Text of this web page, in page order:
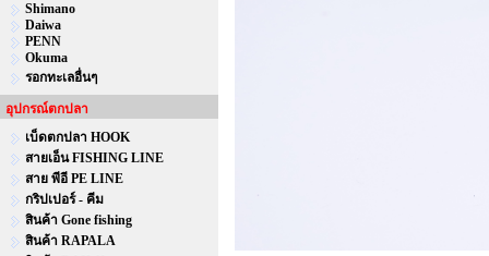
Shimano
Daiwa
PENN
Okuma
รอกทะเลอื่นๆ
อุปกรณ์ตกปลา
เบ็ดตกปลา HOOK
สายเอ็น FISHING LINE
สาย พีอี PE LINE
กริปเปอร์ - คีม
สินค้า Gone fishing
สินค้า RAPALA